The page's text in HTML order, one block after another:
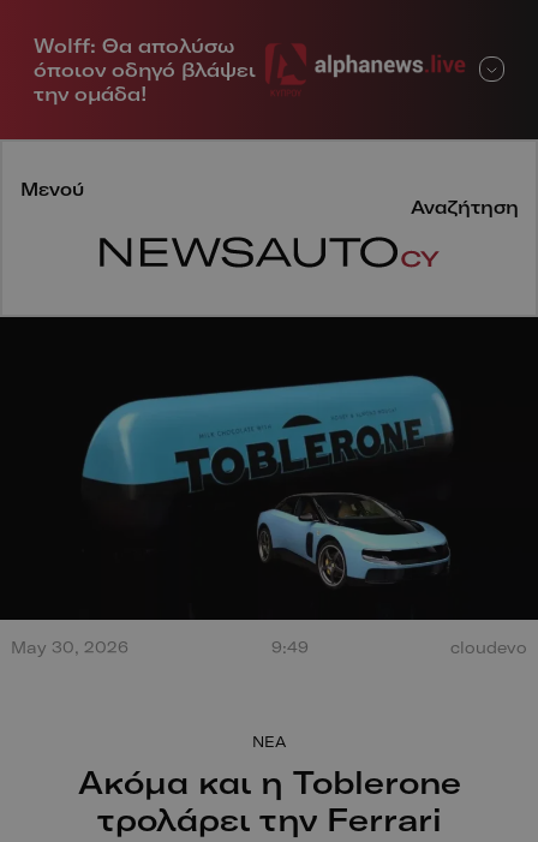
Wolff: Θα απολύσω
όποιον οδηγό βλάψει
την ομάδα!
Μενού
Αναζήτηση
Μενού
Τεράστια έκρηξη από
σύγκρουση στο Misano.
100
May 30, 2026 9:49 cloudevo
Ακόμα και η Toblerone
τρολάρει την Ferrari
NEA